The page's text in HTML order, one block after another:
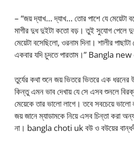
– “জয় দ্যাখ… দ্যাখ… তোর পাশে যে মেয়েটা
মাগীর দুধ দুইটা কতো বড়। তুই সুযোগ পেলে
মেয়েটা বসেছিলো, ওরনাম দিনা। শালীর
একবার যদি চুদতে পারতাম।” Bangla
তুর্যের কথা শুনে জয় ভিতরে ভিতরে এক
কিন্তু এমন ভাব দেখায় যে সে এসব শুনলে
মেয়েকে তার ভালো লাগে। তবে সবচেয়ে
জয় জানে ম্যাডামকে নিয়ে এসব চিন্তা করা
না। bangla choti uk বউ ও বউয়ের